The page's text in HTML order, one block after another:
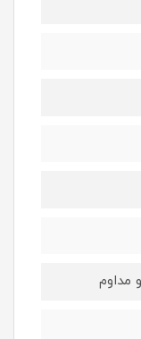
مداوم